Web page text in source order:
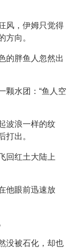
风，伊姆只觉得
方向。
的胖鱼人忽然出
颗水团：“鱼人空
波浪一样的纹
打出。
回红土大陆上
他眼前迅速放
没被石化，却也